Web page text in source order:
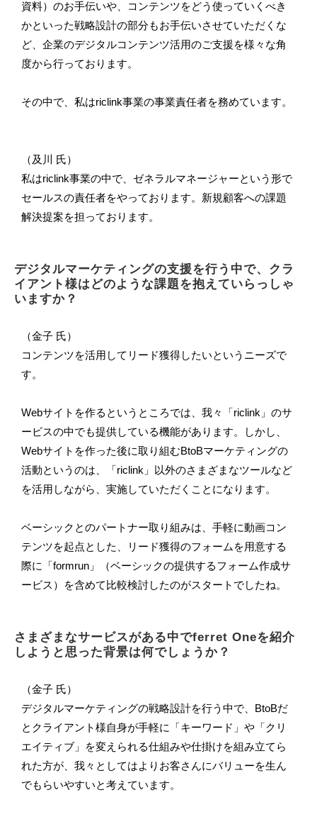
資料）のお手伝いや、コンテンツをどう使っていくべき
かといった戦略設計の部分もお手伝いさせていただくな
ど、企業のデジタルコンテンツ活用のご支援を様々な角
度から行っております。
その中で、私はriclink事業の事業責任者を務めています。
（及川 氏）
私はriclink事業の中で、ゼネラルマネージャーという形で
セールスの責任者をやっております。新規顧客への課題
解決提案を担っております。
デジタルマーケティングの支援を行う中で、クラ
イアント様はどのような課題を抱えていらっしゃ
いますか？
（金子 氏）
コンテンツを活用してリード獲得したいというニーズで
す。
Webサイトを作るというところでは、我々「riclink」のサ
ービスの中でも提供している機能があります。しかし、
Webサイトを作った後に取り組むBtoBマーケティングの
活動というのは、「riclink」以外のさまざまなツールなど
を活用しながら、実施していただくことになります。
ベーシックとのパートナー取り組みは、手軽に動画コン
テンツを起点とした、リード獲得のフォームを用意する
際に「formrun」（ベーシックの提供するフォーム作成サ
ービス）を含めて比較検討したのがスタートでしたね。
さまざまなサービスがある中でferret Oneを紹介
しようと思った背景は何でしょうか？
（金子 氏）
デジタルマーケティングの戦略設計を行う中で、BtoBだ
とクライアント様自身が手軽に「キーワード」や「クリ
エイティブ」を変えられる仕組みや仕掛けを組み立てら
れた方が、我々としてはよりお客さんにバリューを生ん
でもらいやすいと考えています。